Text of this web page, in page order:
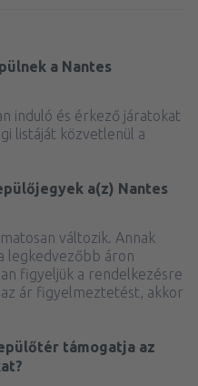
a Nantes
induló és érkező járatokat
listáját közvetlenül a
a(z) Nantes
változik. Annak
legkedvezőbb áron
figyeljük a rendelkezésre
ár figyelmeztetést, akkor
támogatja az